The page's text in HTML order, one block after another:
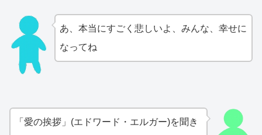
あ、本当にすごく悲しいよ、みんな、幸せに
なってね
「愛の挨拶」(エドワード・エルガー)を聞き